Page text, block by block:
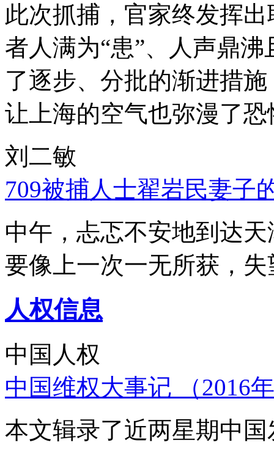
此次抓捕，官家终发挥
者人满为“患”、人声鼎
了逐步、分批的渐进措
让上海的空气也弥漫了
刘二敏
709被捕人士翟岩民妻子
中午，忐忑不安地到达
要像上一次一无所获，
人权信息
中国人权
中国维权大事记 （2016
本文辑录了近两星期中